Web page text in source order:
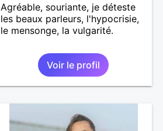
Agréable, souriante, je déteste
les beaux parleurs, l'hypocrisie,
le mensonge, la vulgarité.
Voir le profil